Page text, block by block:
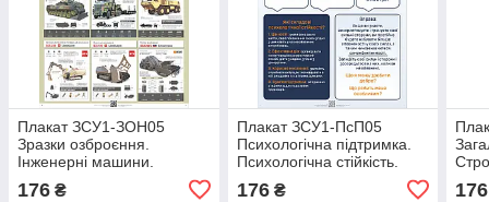
Плакат ЗСУ1-ЗОН05
Зразки озброєння.
Інженерні машини.
176 ₴
Плакат ЗСУ1-ПсП05
Психологічна підтримка.
Психологічна стійкість.
176₴ 176